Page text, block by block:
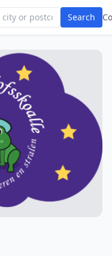
Search